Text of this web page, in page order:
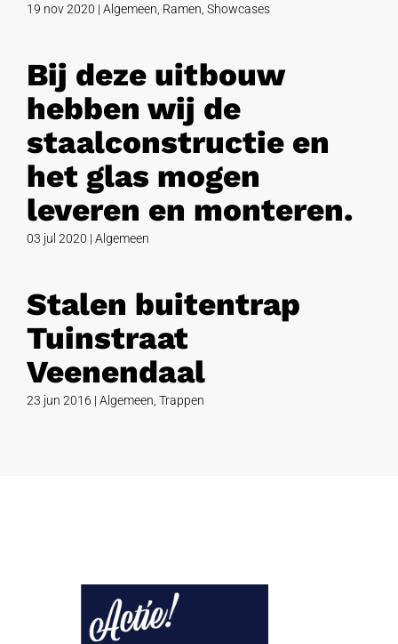
19 nov 2020 | Algemeen Ramen Showcases
Bij deze uitbouw
hebben wij de
staalconstructie en
het glas mogen
leveren en monteren.
03 jul 2020 | Algemeen
Stalen buitentrap
Tuinstraat
Veenendaal
23 jun 2016 | Algemeen Trappen